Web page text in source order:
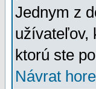
Jednym z
užívateľov,
ktorú ste
Návrat hore